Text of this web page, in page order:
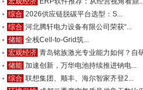
综合 2026供应链脱碳平台选型：S...
综合 河北腾轩电力设备有限公司荣获“...
储能 全栈Cell-to-Grid筑...
宏观经济 青岛铭族激光专业能力如何？自
储能 加速创新，万华电池持续推进钠电...
综合 联想集团、顺丰、海尔智家齐登2...